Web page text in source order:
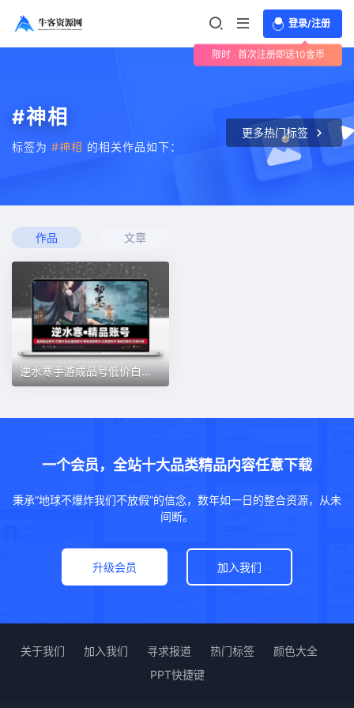
登录/注册
限时 · 首次注册即送10金币
#神相
标签为 #神相 的相关作品如下：
更多热门标签
作品 文章
逆水寒手游成品号低价白鹿青蛇神相血河女碎梦素问坐骑白狐永久号
一个会员，全站十大品类精品内容任意下载
秉承“地球不爆炸我们不放假”的信念，数年如一日的整合资源，从未
间断。
升级会员 加入我们
关于我们 加入我们 寻求报道 热门标签
颜色大全
PPT快捷键